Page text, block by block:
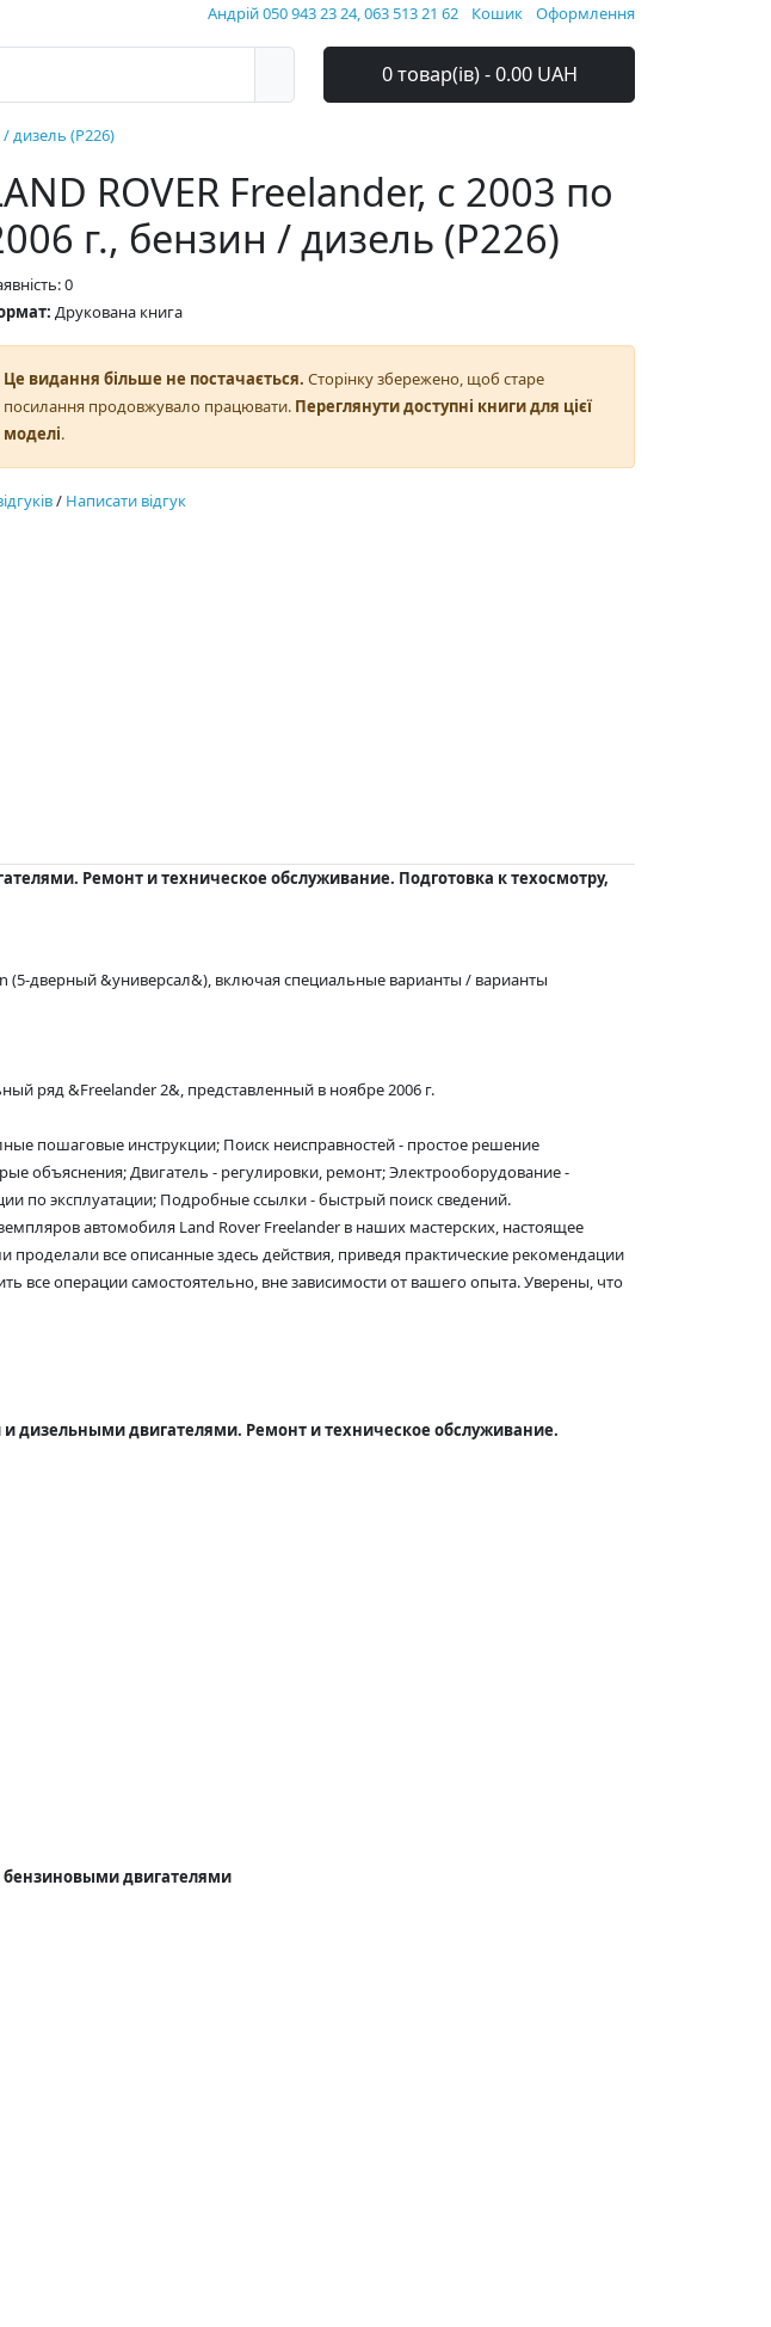
Андрій 050 943 23 24, 063 513 21 62 Кошик Оформлення
0 товар(ів) - 0.00 UAH
/ дизель (P226)
ROVER Freelander, с 2003 по
г., бензин / дизель (P226)
0
Друкована книга
Це видання більше не постачається. Сторінку збережено, щоб старе
посилання продовжувало працювати. Переглянути доступні книги для цієї
моделі.
/ Написати відгук
Ремонт и техническое обслуживание. Подготовка к техосмотру,
дверный &универсал&), включая специальные варианты / варианты
ряд &Freelander 2&, представленный в ноябре 2006 г.
пошаговые инструкции; Поиск неисправностей - простое решение
объяснения; Двигатель - регулировки, ремонт; Электрооборудование -
по эксплуатации; Подробные ссылки - быстрый поиск сведений.
автомобиля Land Rover Freelander в наших мастерских, настоящее
все описанные здесь действия, приведя практические рекомендации
операции самостоятельно, вне зависимости от вашего опыта. Уверены, что
и дизельными двигателями. Ремонт и техническое обслуживание.
бензиновыми двигателями